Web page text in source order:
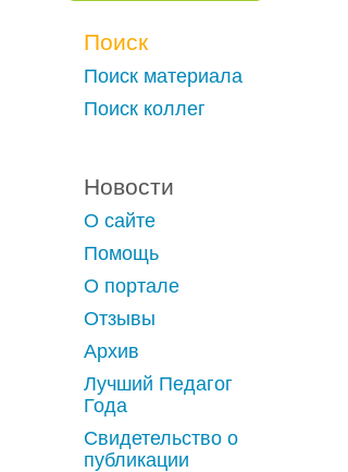
Поиск
Поиск материала
Поиск коллег
Новости
О сайте
Помощь
О портале
Отзывы
Архив
Лучший Педагог
Года
Свидетельство о
публикации